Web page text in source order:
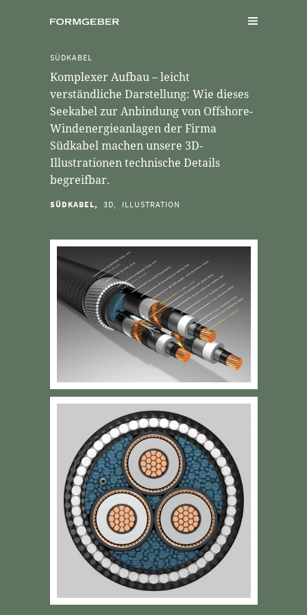
SÜDKABEL
Komplexer Aufbau – leicht
verständliche Darstellung: Wie dieses
Seekabel zur Anbindung von Offshore-
Windenergieanlagen der Firma
Südkabel machen unsere 3D-
Illustrationen technische Details
begreifbar.
SÜDKABEL, 3D, ILLUSTRATION